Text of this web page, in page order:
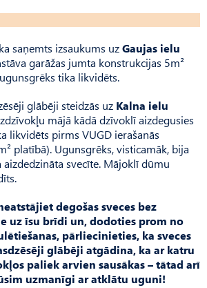
saņemts izsaukums uzGaujas ielu
garāžas jumta konstrukcijas 5m²
tika likvidēts.
glābēji steidzās uz Kalna ielu
mājā kādā dzīvoklī aizdegusies
likvidēts pirms VUGD ierašanās
platībā). Ugunsgrēks, visticamāk, bija
aizdedzināta svecīte. Mājoklī dūmu
degošas sveces bez
uz īsu brīdi un, dodoties prom no
pārliecinieties, ka sveces
glābēji atgādina, ka ar katru
paliek arvien sausākas – tātad arī
uzmanīgi ar atklātu uguni!